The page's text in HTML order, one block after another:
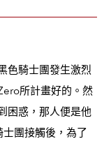
色騎士團發生激烈
所計畫好的。然
困惑，那人便是他
團接觸後，為了